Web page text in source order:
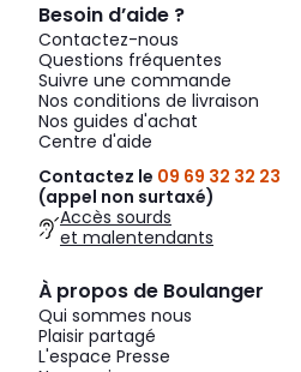
Besoin d’aide ?
Contactez-nous
Questions fréquentes
Suivre une commande
Nos conditions de livraison
Nos guides d'achat
Centre d'aide
Contactez le 09 69 32 32 23
(appel non surtaxé)
Accès sourds
et malentendants
À propos de Boulanger
Qui sommes nous
Plaisir partagé
L'espace Presse